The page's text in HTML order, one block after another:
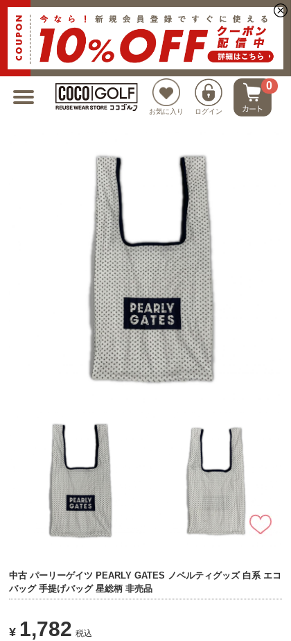
お気に入り ログイン
0
新規会員登録でクーポンプレゼント
中古 パーリーゲイツ PEARLY GATES ノベルティグッズ 白系 エコ
バッグ 手提げバッグ 星総柄 非売品
¥ 1,782 税込